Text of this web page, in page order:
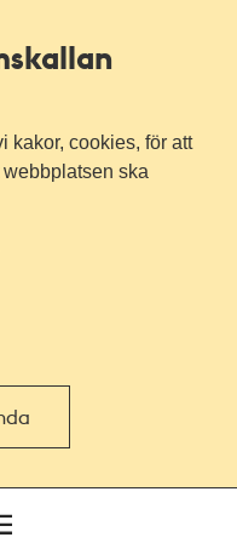
kakor, cookies, för att
ska